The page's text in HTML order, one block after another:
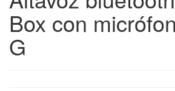
Box con
G